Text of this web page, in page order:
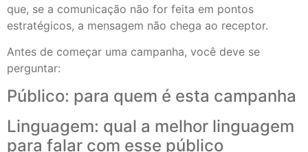
que, se a comunicação não for feita em pontos
estratégicos, a mensagem não chega ao receptor.
Antes de começar uma campanha, você deve se
perguntar:
Público: para quem é esta campanha
Linguagem: qual a melhor linguagem
para falar com esse público